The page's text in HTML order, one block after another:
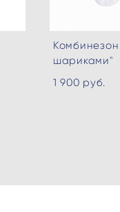
шариками"
1 900 pуб.